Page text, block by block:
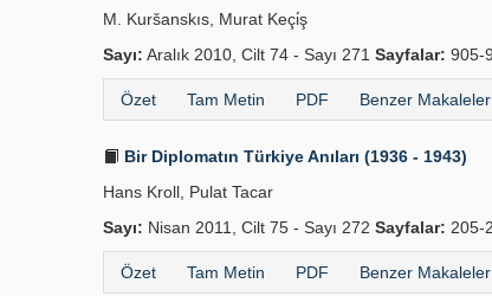
M. Kuršanskıs, Murat Keçi̇ş
Sayı: Aralık 2010, Cilt 74 - Sayı 271 Sayfalar: 905-
Özet Tam Metin PDF Benzer Makaleler
Bir Diplomatın Türkiye Anıları (1936 - 1943)
Hans Kroll, Pulat Tacar
Sayı: Nisan 2011, Cilt 75 - Sayı 272 Sayfalar: 205-
Özet Tam Metin PDF Benzer Makaleler